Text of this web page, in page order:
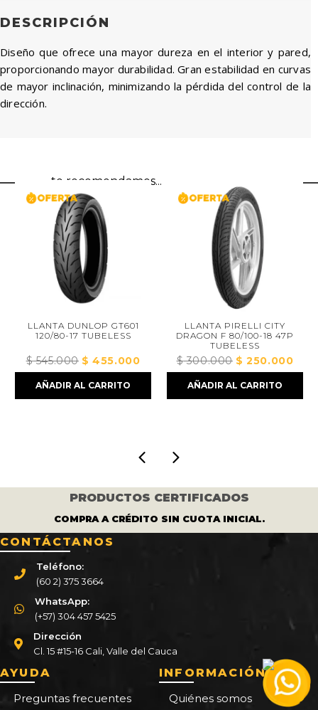
DESCRIPCIÓN
Diseño que ofrece una mayor dureza en el interior y pared,
proporcionando mayor durabilidad. Gran estabilidad en curvas
de mayor inclinación, minimizando la pérdida del control de la
dirección.
te recomendamos...
LLANTA DUNLOP GT601
120/80-17 TUBELESS
$545.000 El
precio
original
$ 455.000El
precio
AÑADIR AL CARRITO
LLANTA PIRELLI CITY
DRAGON F 80/100-18 47P
TUBELESS
$300.000 El
precio
original
$ 250.000El
AÑADIR AL CARRITO
PRODUCTOS CERTIFICADOS
COMPRA A CRÉDITO SIN CUOTA INICIAL.
CONTÁCTANOS
Teléfono:
(60 2) 375 3664
WhatsApp:
(+57) 304 457 5425
Dirección
Cl. 15 #15-16 Cali, Valle del Cauca
AYUDA
Preguntas frecuentes
INFORMACIÓN
Quiénes somos